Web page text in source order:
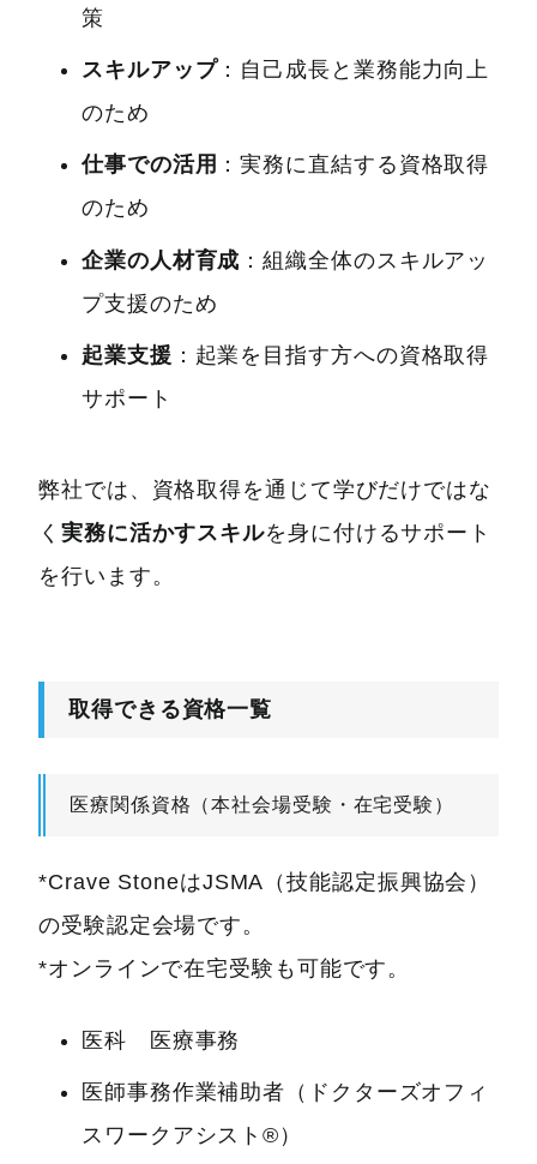
策
スキルアップ：自己成長と業務能力向上
のため
仕事での活用 ：実務に直結する資格取得
のため
企業の人材育成 ：組織全体のスキルアッ
プ支援のため
起業支援 ：起業を目指す方への資格取得
サポート
弊社では、資格取得を通じて学びだけではな
く 実務に活かすスキルを身に付けるサポート
を行います。
取得できる資格一覧
医療関係資格（本社会場受験・在宅受験）
*Crave StoneはJSMA（技能認定振興協会）
の受験認定会場です。
*オンラインで在宅受験も可能です。
医科 医療事務
医師事務作業補助者（ドクターズオフィ
スワークアシスト®）